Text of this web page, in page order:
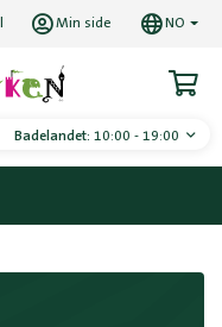
Badelandet: 10:00 - 19:00
Min side NO